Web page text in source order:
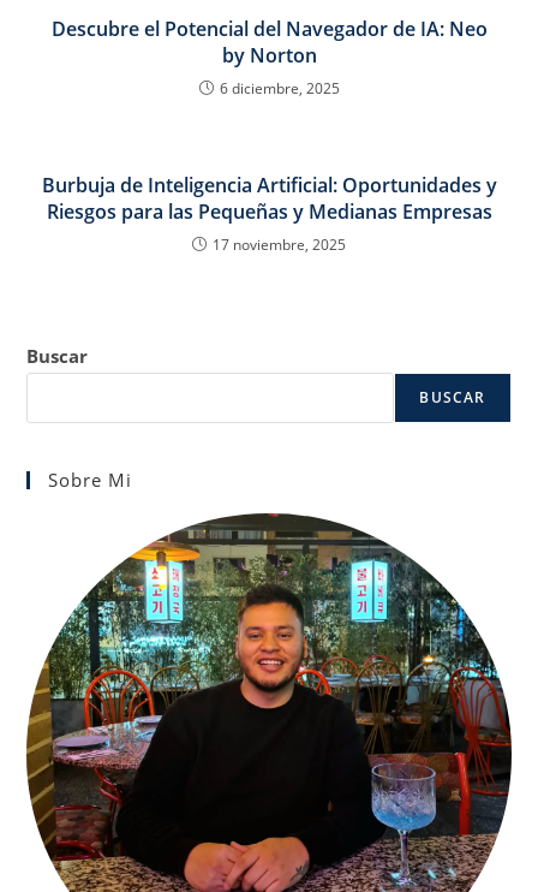
Descubre el Potencial del Navegador de IA: Neo
by Norton
6 diciembre, 2025
Burbuja de Inteligencia Artificial: Oportunidades y
Riesgos para las Pequeñas y Medianas Empresas
17 noviembre, 2025
Buscar
BUSCAR
Sobre Mi